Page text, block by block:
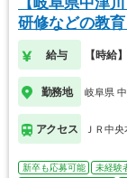
研修などの教
給与 【時給
勤務地 岐阜県
アクセス ＪＲ中
新卒も応募可能 未経験